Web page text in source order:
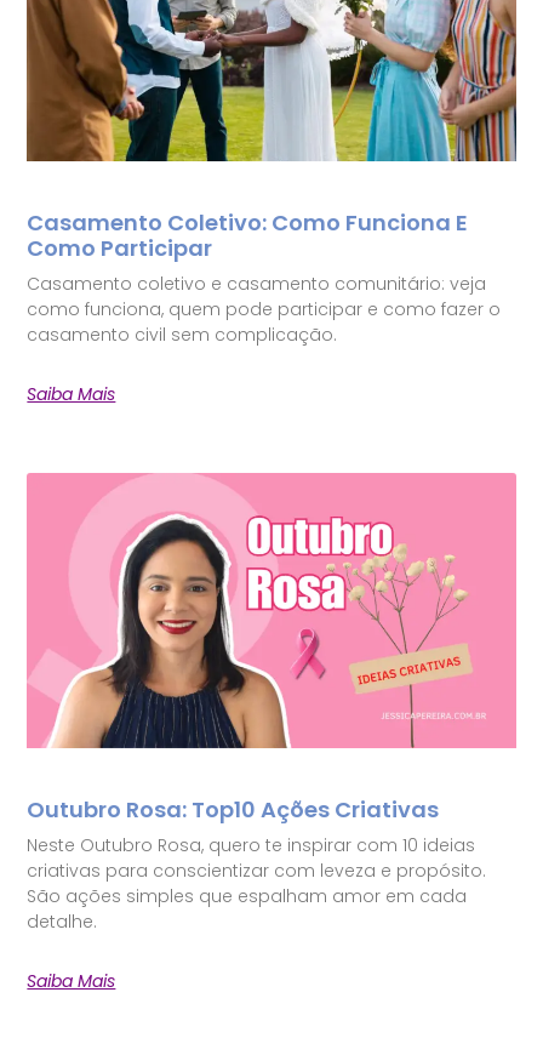
Casamento Coletivo: Como Funciona E
Como Participar
Casamento coletivo e casamento comunitário: veja
como funciona, quem pode participar e como fazer o
casamento civil sem complicação.
Saiba Mais
Outubro Rosa: Top10 Ações Criativas
Neste Outubro Rosa, quero te inspirar com 10 ideias
criativas para conscientizar com leveza e propósito.
São ações simples que espalham amor em cada
detalhe.
Saiba Mais